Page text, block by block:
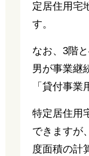
定居住用宅
す。
なお、3階
男が事業継
「貸付事業
特定居住用
できますが
度面積の計